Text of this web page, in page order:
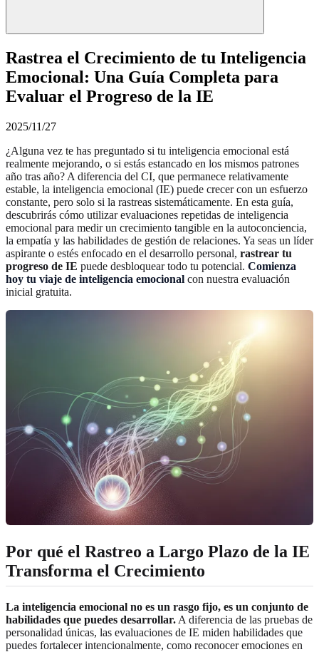
Rastrea el Crecimiento de tu Inteligencia
Emocional: Una Guía Completa para
Evaluar el Progreso de la IE
2025/11/27
¿Alguna vez te has preguntado si tu inteligencia emocional está
realmente mejorando, o si estás estancado en los mismos patrones
año tras año? A diferencia del CI, que permanece relativamente
estable, la inteligencia emocional (IE) puede crecer con un esfuerzo
constante, pero solo si la rastreas sistemáticamente. En esta guía,
descubrirás cómo utilizar evaluaciones repetidas de inteligencia
emocional para medir un crecimiento tangible en la autoconciencia,
la empatía y las habilidades de gestión de relaciones. Ya seas un líder
aspirante o estés enfocado en el desarrollo personal, rastrear tu
progreso de IE puede desbloquear todo tu potencial. Comienza
hoy tu viaje de inteligencia emocional con nuestra evaluación
inicial gratuita.
Por qué el Rastreo a Largo Plazo de la IE
Transforma el Crecimiento
La inteligencia emocional no es un rasgo fijo, es un conjunto de
habilidades que puedes desarrollar. A diferencia de las pruebas de
personalidad únicas, las evaluaciones de IE miden habilidades que
puedes fortalecer intencionalmente, como reconocer emociones en